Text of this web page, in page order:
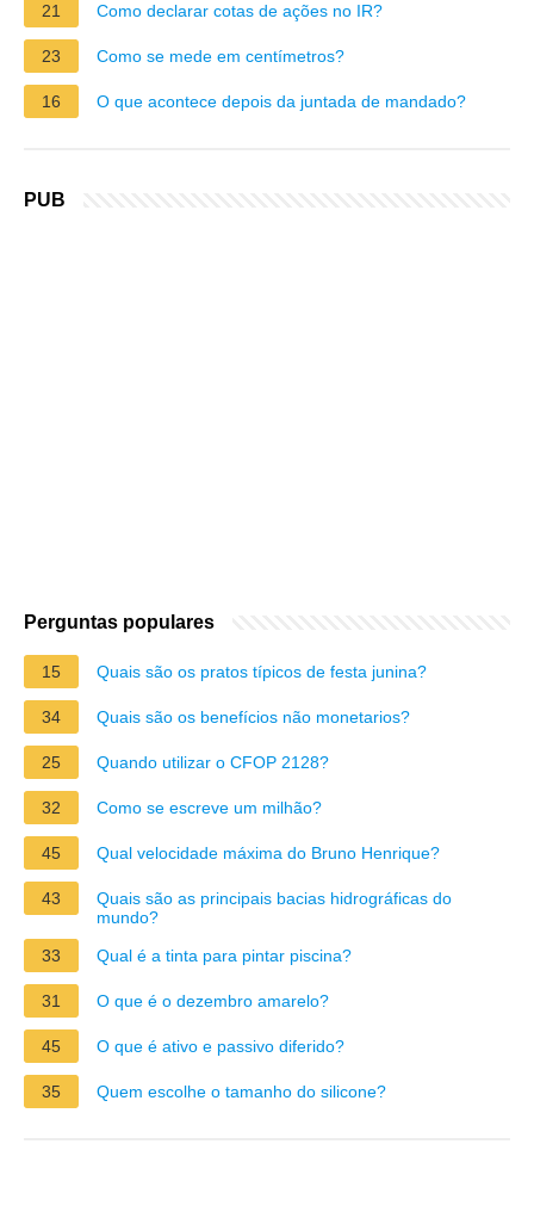
21 Como declarar cotas de ações no IR?
23 Como se mede em centímetros?
16 O que acontece depois da juntada de mandado?
PUB
Perguntas populares
15 Quais são os pratos típicos de festa junina?
34 Quais são os benefícios não monetarios?
25 Quando utilizar o CFOP 2128?
32 Como se escreve um milhão?
45 Qual velocidade máxima do Bruno Henrique?
43
Quais são as principais bacias hidrográficas do
mundo?
33
Qual é a tinta para pintar piscina?
31 O que é o dezembro amarelo?
45 O que é ativo e passivo diferido?
35 Quem escolhe o tamanho do silicone?